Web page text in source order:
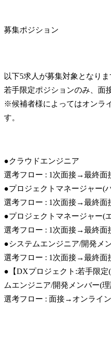
募集ポジション
以下5求人が募集対象となりま
若手限定ポジションのみ、面
※候補者様によってはオンラ
す。
●クラウドエンジニア
選考フロー : 1次面接→最終
●プロジェクトマネージャー(
選考フロー : 1次面接→最終
●プロジェクトマネージャー(
選考フロー : 1次面接→最終
●システムエンジニア/開発メ
選考フロー : 1次面接→最終
●【DXプロジェクト:若手限
ムエンジニア/開発メンバー(
選考フロー : 面接→オンライ